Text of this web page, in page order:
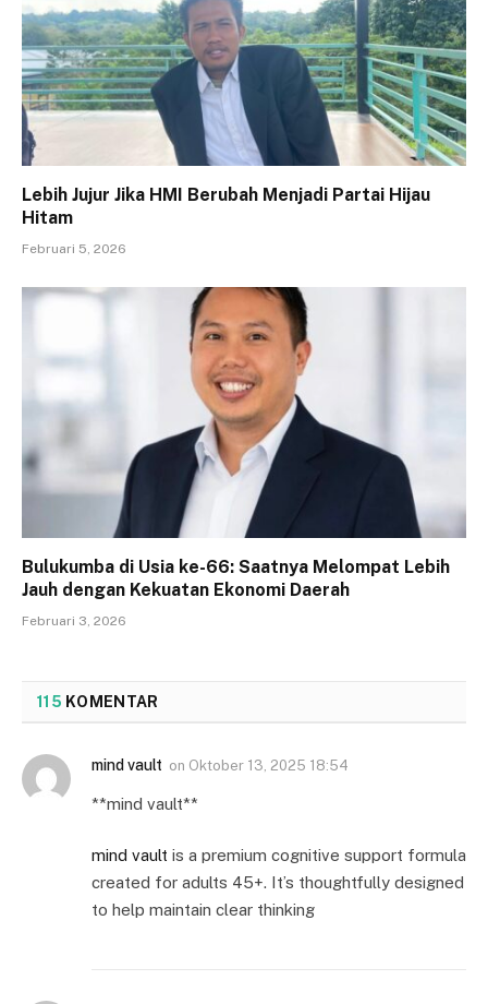
Lebih Jujur Jika HMI Berubah Menjadi Partai Hijau
Hitam
Februari 5, 2026
Bulukumba di Usia ke-66: Saatnya Melompat Lebih
Jauh dengan Kekuatan Ekonomi Daerah
Februari 3, 2026
115 KOMENTAR
mind vault on Oktober 13, 2025 18:54
**mind vault**
mind vault is a premium cognitive support formula
created for adults 45+. It’s thoughtfully designed
to help maintain clear thinking